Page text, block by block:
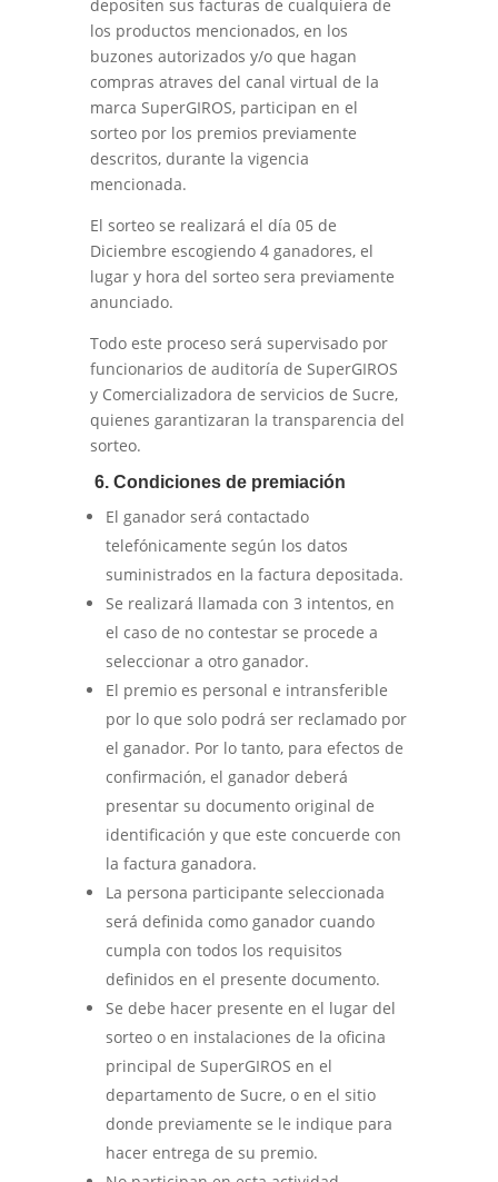
depositen sus facturas de cualquiera de
los productos mencionados, en los
buzones autorizados y/o que hagan
compras atraves del canal virtual de la
marca SuperGIROS, participan en el
sorteo por los premios previamente
descritos, durante la vigencia
mencionada.
El sorteo se realizará el día 05 de
Diciembre escogiendo 4 ganadores, el
lugar y hora del sorteo sera previamente
anunciado.
Todo este proceso será supervisado por
funcionarios de auditoría de SuperGIROS
y Comercializadora de servicios de Sucre,
quienes garantizaran la transparencia del
sorteo.
6. Condiciones de premiación
El ganador será contactado
telefónicamente según los datos
suministrados en la factura depositada.
Se realizará llamada con 3 intentos, en
el caso de no contestar se procede a
seleccionar a otro ganador.
El premio es personal e intransferible
por lo que solo podrá ser reclamado por
el ganador. Por lo tanto, para efectos de
confirmación, el ganador deberá
presentar su documento original de
identificación y que este concuerde con
la factura ganadora.
La persona participante seleccionada
será definida como ganador cuando
cumpla con todos los requisitos
definidos en el presente documento.
Se debe hacer presente en el lugar del
sorteo o en instalaciones de la oficina
principal de SuperGIROS en el
departamento de Sucre, o en el sitio
donde previamente se le indique para
hacer entrega de su premio.